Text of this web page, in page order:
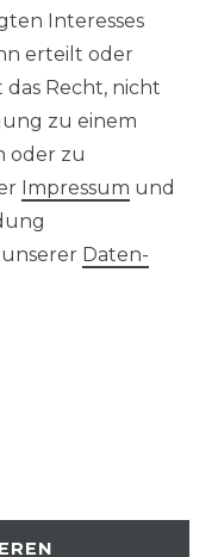
Kontakt
Interesses
erteilt oder
Recht, nicht
zu einem
oder zu
Impressum und
Daten­